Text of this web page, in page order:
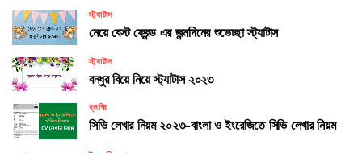
স্ট্যাটাস
মেয়ে বেস্ট ফ্রেন্ড এর জন্মদিনের শুভেচ্ছা স্ট্যাটাস
স্ট্যাটাস
বন্ধুর বিয়ে নিয়ে স্ট্যাটাস ২০২৩
ব্লগিং
সিভি লেখার নিয়ম ২০২৩-বাংলা ও ইংরেজিতে সিভি লেখার নিয়ম